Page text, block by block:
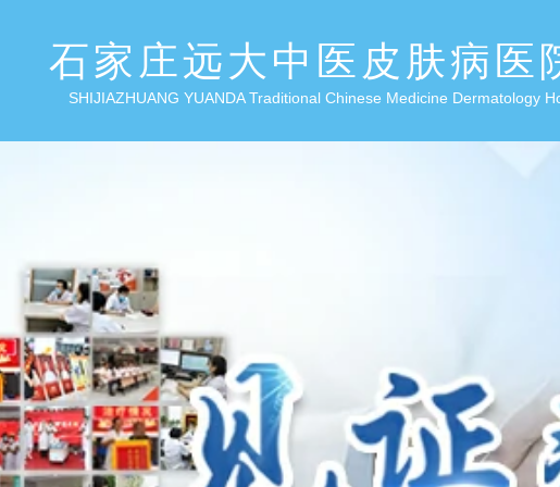
石家庄远大中医皮肤病医
SHIJIAZHUANG YUANDA Traditional Chinese Medicine Dermatology